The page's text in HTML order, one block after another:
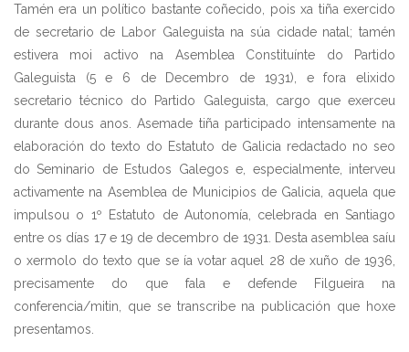
Tamén era un político bastante coñecido, pois xa tiña exercido
de secretario de Labor Galeguista na súa cidade natal; tamén
estivera moi activo na Asemblea Constituínte do Partido
Galeguista (5 e 6 de Decembro de 1931), e fora elixido
secretario técnico do Partido Galeguista, cargo que exerceu
durante dous anos. Asemade tiña participado intensamente na
elaboración do texto do Estatuto de Galicia redactado no seo
do Seminario de Estudos Galegos e, especialmente, interveu
activamente na Asemblea de Municipios de Galicia, aquela que
impulsou o 1º Estatuto de Autonomía, celebrada en Santiago
entre os días 17 e 19 de decembro de 1931. Desta asemblea saíu
o xermolo do texto que se ía votar aquel 28 de xuño de 1936,
precisamente do que fala e defende Filgueira na
conferencia/mitin, que se transcribe na publicación que hoxe
presentamos.